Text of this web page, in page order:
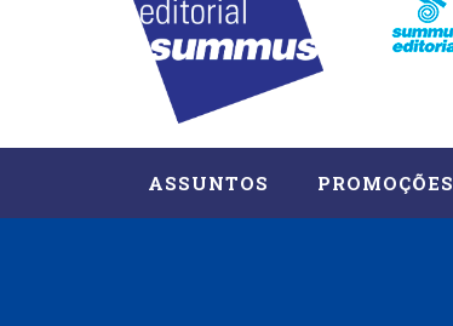
ASSUNTOS PROMOÇÕES